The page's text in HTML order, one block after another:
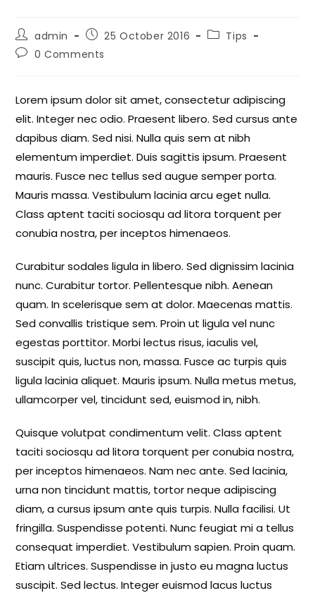
admin 25 October 2016
Tips
0 Comments
Lorem ipsum dolor sit amet, consectetur adipiscing
elit. Integer nec odio. Praesent libero. Sed cursus ante
dapibus diam. Sed nisi. Nulla quis sem at nibh
elementum imperdiet. Duis sagittis ipsum. Praesent
mauris. Fusce nec tellus sed augue semper porta.
Mauris massa. Vestibulum lacinia arcu eget nulla.
Class aptent taciti sociosqu ad litora torquent per
conubia nostra, per inceptos himenaeos.
Curabitur sodales ligula in libero. Sed dignissim lacinia
nunc. Curabitur tortor. Pellentesque nibh. Aenean
quam. In scelerisque sem at dolor. Maecenas mattis.
Sed convallis tristique sem. Proin ut ligula vel nunc
egestas porttitor. Morbi lectus risus, iaculis vel,
suscipit quis, luctus non, massa. Fusce ac turpis quis
ligula lacinia aliquet. Mauris ipsum. Nulla metus metus,
ullamcorper vel, tincidunt sed, euismod in, nibh.
Quisque volutpat condimentum velit. Class aptent
taciti sociosqu ad litora torquent per conubia nostra,
per inceptos himenaeos. Nam nec ante. Sed lacinia,
urna non tincidunt mattis, tortor neque adipiscing
diam, a cursus ipsum ante quis turpis. Nulla facilisi. Ut
fringilla. Suspendisse potenti. Nunc feugiat mi a tellus
consequat imperdiet. Vestibulum sapien. Proin quam.
Etiam ultrices. Suspendisse in justo eu magna luctus
suscipit. Sed lectus. Integer euismod lacus luctus